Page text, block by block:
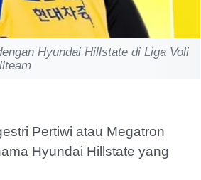
Hyundai Hillstate di Liga Voli
Pertiwi atau Megatron
Hyundai Hillstate yang